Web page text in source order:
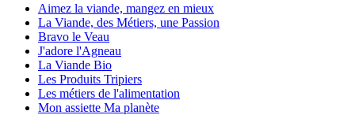
Aimez la viande, mangez en mieux
La Viande, des Métiers, une Passion
Bravo le Veau
J'adore l'Agneau
La Viande Bio
Les Produits Tripiers
Les métiers de l'alimentation
Mon assiette Ma planète